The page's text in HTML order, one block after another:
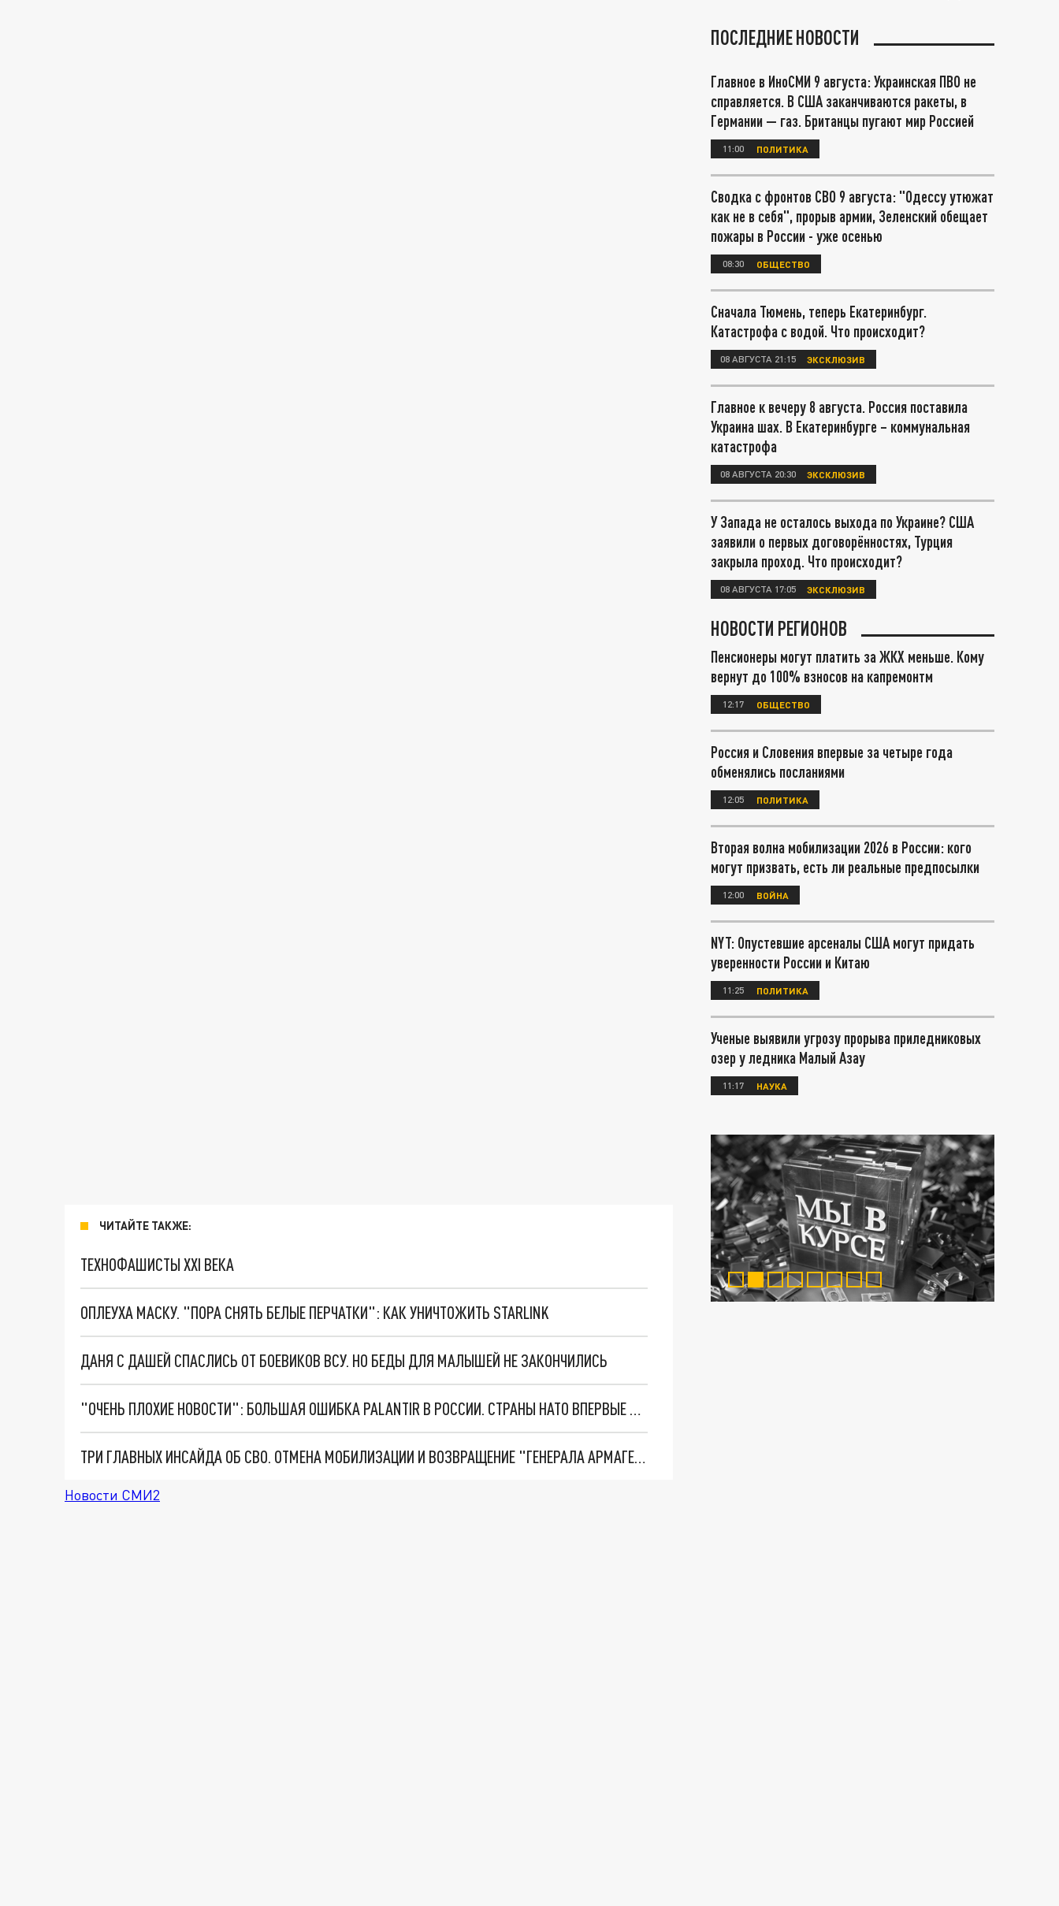
ЧИТАЙТЕ ТАКЖЕ:
ТЕХНОФАШИСТЫ XXI ВЕКА
ОПЛЕУХА МАСКУ. "ПОРА СНЯТЬ БЕЛЫЕ ПЕРЧАТКИ": КАК УНИЧТОЖИТЬ STARLINK
ДАНЯ С ДАШЕЙ СПАСЛИСЬ ОТ БОЕВИКОВ ВСУ. НО БЕДЫ ДЛЯ МАЛЫШЕЙ НЕ ЗАКОНЧИЛИСЬ
"ОЧЕНЬ ПЛОХИЕ НОВОСТИ": БОЛЬШАЯ ОШИБКА PALANTIR В РОССИИ. СТРАНЫ НАТО ВПЕРВЫЕ ЗА СВО ОСТАНОВИЛИ ПОСТАВКИ ОРУЖИЯ. ВСУ ТЕРЯЮТ ПРИГРАНИЧЬЕ?
ТРИ ГЛАВНЫХ ИНСАЙДА ОБ СВО. ОТМЕНА МОБИЛИЗАЦИИ И ВОЗВРАЩЕНИЕ "ГЕНЕРАЛА АРМАГЕДДОНА"? ОТЛИЧНЫЕ НОВОСТИ, КОТОРЫЕ ЖДАЛИ ВСЕ
Новости СМИ2
ПОСЛЕДНИЕ НОВОСТИ
Главное в ИноСМИ 9 августа: Украинская ПВО не
справляется. В США заканчиваются ракеты, в
Германии — газ. Британцы пугают мир Россией
11:00 ПОЛИТИКА
Сводка с фронтов СВО 9 августа: "Одессу утюжат
как не в себя", прорыв армии, Зеленский обещает
пожары в России - уже осенью
08:30 ОБЩЕСТВО
Сначала Тюмень, теперь Екатеринбург.
Катастрофа с водой. Что происходит?
08 АВГУСТА 21:15 ЭКСКЛЮЗИВ
Главное к вечеру 8 августа. Россия поставила
Украина шах. В Екатеринбурге – коммунальная
катастрофа
08 АВГУСТА 20:30 ЭКСКЛЮЗИВ
У Запада не осталось выхода по Украине? США
заявили о первых договорённостях, Турция
закрыла проход. Что происходит?
08 АВГУСТА 17:05 ЭКСКЛЮЗИВ
НОВОСТИ РЕГИОНОВ
Пенсионеры могут платить за ЖКХ меньше. Кому
вернут до 100% взносов на капремонтм
12:17 ОБЩЕСТВО
Россия и Словения впервые за четыре года
обменялись посланиями
12:05 ПОЛИТИКА
Вторая волна мобилизации 2026 в России: кого
могут призвать, есть ли реальные предпосылки
12:00 ВОЙНА
NYT: Опустевшие арсеналы США могут придать
уверенности России и Китаю
11:25 ПОЛИТИКА
Ученые выявили угрозу прорыва приледниковых
озер у ледника Малый Азау
11:17 НАУКА